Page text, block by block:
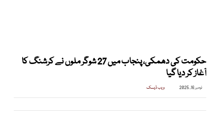
حکومت کی دھمکی، پنجاب میں 27 شوگر ملوں نے کرشنگ کا
آغاز کر دیا گیا
نومبر 16, 2025 ویب ڈیسک